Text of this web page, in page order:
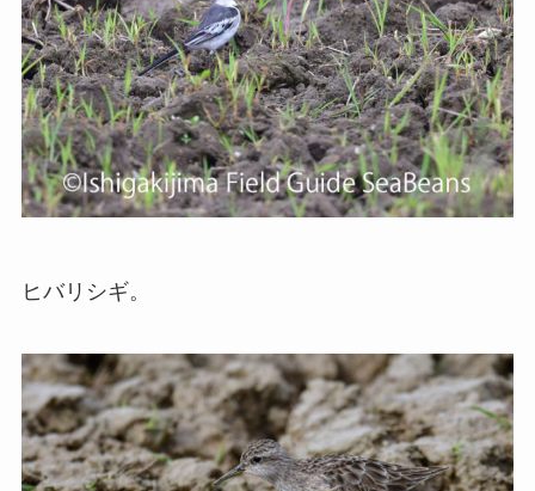
ヒバリシギ。